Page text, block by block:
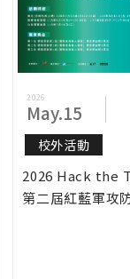
2026
May.15
校外活動
2026 Hack the
第二屆紅藍軍攻